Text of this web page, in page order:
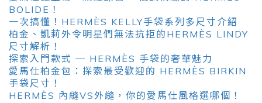
BOLIDE！
一次搞懂！HERMÈS KELLY手袋系列多尺寸介紹
柏金、凱莉外令明星們無法抗拒的HERMÈS LINDY
尺寸解析！
探索入門款式 ─ HERMÈS 手袋的奢華魅力
愛馬仕柏金包：探索最受歡迎的 HERMÈS BIRKIN
手袋尺寸！
HERMÈS 內縫VS外縫，你的愛馬仕風格選哪個！